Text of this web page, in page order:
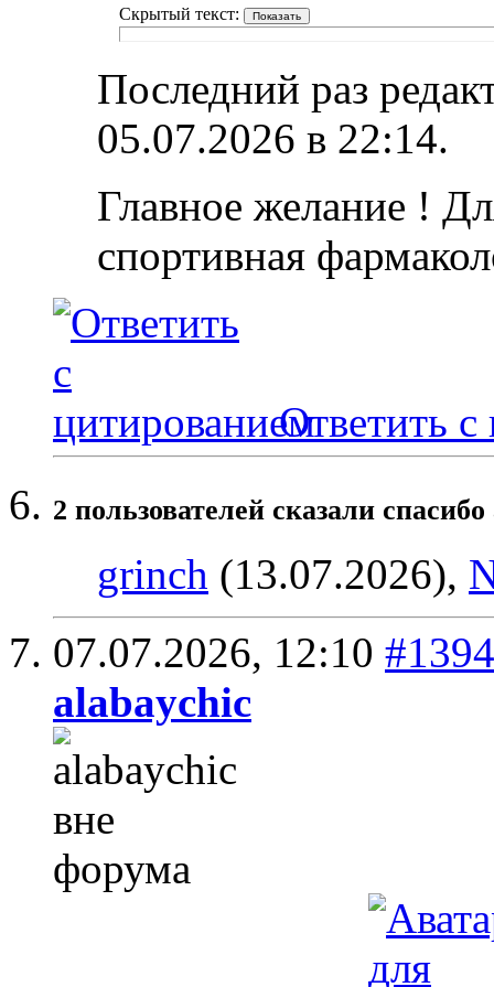
Скрытый текст:
Последний раз
05.07.2026 в 22:14.
Главное желание !
спортивная
Ответить с
2 пользователей сказали
grinch (13.07.2026),
07.07.2026, 12:10
alabaychic